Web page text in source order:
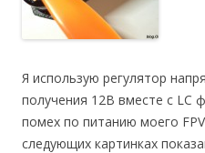
Я использую регулятор
получения 12В вместе с LC
помех по питанию моего
следующих картинках